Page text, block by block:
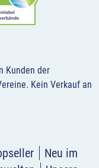
Kunden der
Kein Verkauf an
Neu im